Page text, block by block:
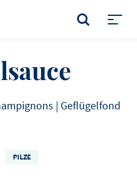
SUCHE
| Geflügelfond
PILZE